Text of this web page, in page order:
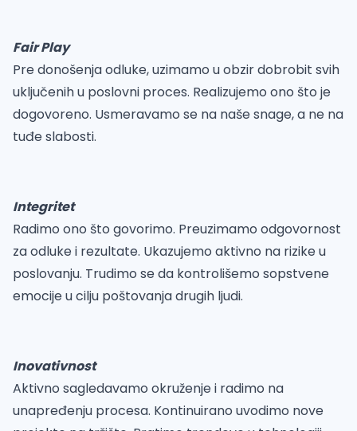
Fair Play
Pre donošenja odluke, uzimamo u obzir dobrobit svih
uključenih u poslovni proces. Realizujemo ono što je
dogovoreno. Usmeravamo se na naše snage, a ne na
tuđe slabosti.
Integritet
Radimo ono što govorimo. Preuzimamo odgovornost
za odluke i rezultate. Ukazujemo aktivno na rizike u
poslovanju. Trudimo se da kontrolišemo sopstvene
emocije u cilju poštovanja drugih ljudi.
Inovativnost
Aktivno sagledavamo okruženje i radimo na
unapređenju procesa. Kontinuirano uvodimo nove